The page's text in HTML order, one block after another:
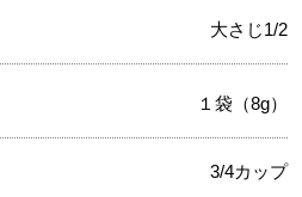
大さじ1/2
１袋（8g）
3/4カップ